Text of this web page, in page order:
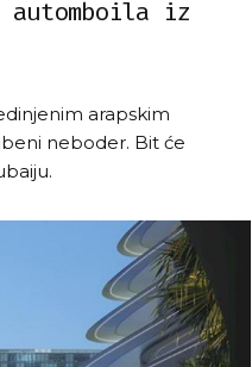
iz
arapskim
neboder. Bit će